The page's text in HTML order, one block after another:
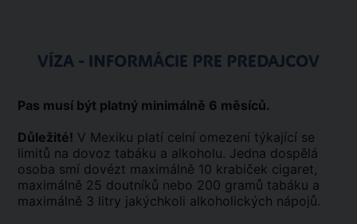
VÍZA - INFORMÁCIE PRE PREDAJCOV
Pas musí být platný minimálně 6 měsíců.
Důležité! V Mexiku platí celní omezení týkající se
limitů na dovoz tabáku a alkoholu. Jedna dospělá
osoba smí dovézt maximálně 10 krabiček cigaret,
maximálně 25 doutníků nebo 200 gramů tabáku a
maximálně 3 litry jakýchkoli alkoholických nápojů.